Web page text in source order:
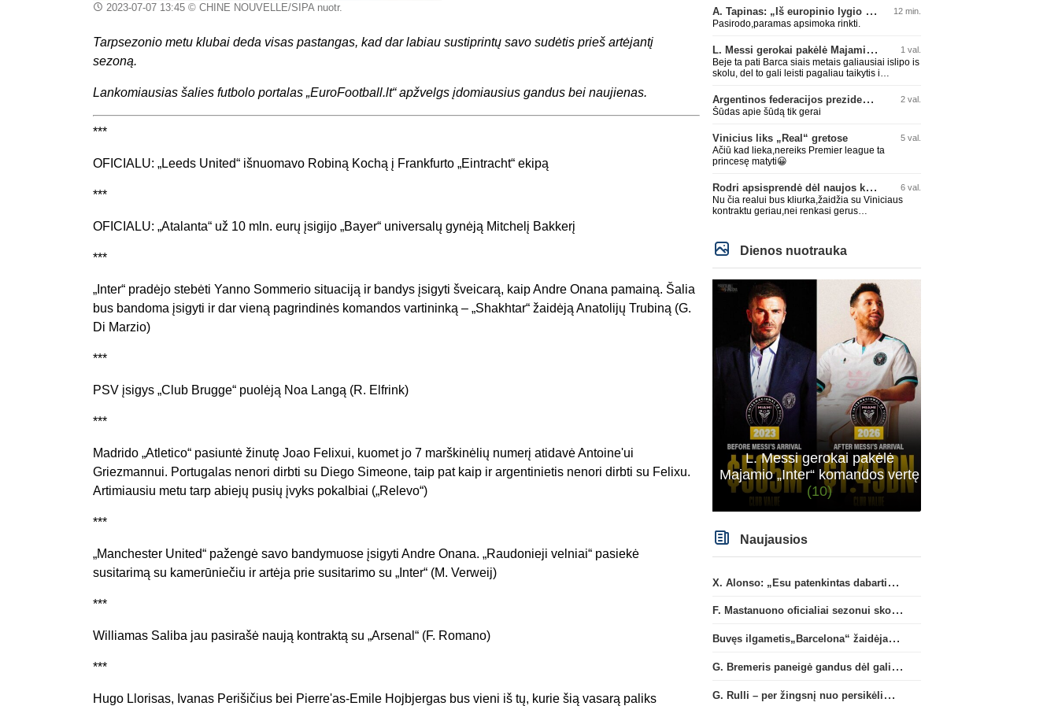
2023-07-07 13:45© CHINE NOUVELLE/SIPA nuotr.
Tarpsezonio metu klubai deda visas pastangas, kad dar labiau sustiprintų savo sudėtis prieš artėjantį
sezoną.
Lankomiausias šalies futbolo portalas „EuroFootball.lt“ apžvelgs įdomiausius gandus bei naujienas.
***
OFICIALU: „Leeds United“ išnuomavo Robiną Kochą į Frankfurto „Eintracht“ ekipą
***
OFICIALU: „Atalanta“ už 10 mln. eurų įsigijo „Bayer“ universalų gynėją Mitchelį Bakkerį
***
„Inter“ pradėjo stebėti Yanno Sommerio situaciją ir bandys įsigyti šveicarą, kaip Andre Onana pamainą. Šalia
bus bandoma įsigyti ir dar vieną pagrindinės komandos vartininką – „Shakhtar“ žaidėją Anatolijų Trubiną (G.
Di Marzio)
***
PSV įsigys „Club Brugge“ puolėją Noa Langą (R. Elfrink)
***
Madrido „Atletico“ pasiuntė žinutę Joao Felixui, kuomet jo 7 marškinėlių numerį atidavė Antoine'ui
Griezmannui. Portugalas nenori dirbti su Diego Simeone, taip pat kaip ir argentinietis nenori dirbti su Felixu.
Artimiausiu metu tarp abiejų pusių įvyks pokalbiai („Relevo“)
***
„Manchester United“ pažengė savo bandymuose įsigyti Andre Onana. „Raudonieji velniai“ pasiekė
susitarimą su kamerūniečiu ir artėja prie susitarimo su „Inter“ (M. Verweij)
***
Williamas Saliba jau pasirašė naują kontraktą su „Arsenal“ (F. Romano)
***
Hugo Llorisas, Ivanas Perišičius bei Pierre'as-Emile Hojbjergas bus vieni iš tų, kurie šią vasarą paliks
A. Tapinas: „Iš europinio lygio komandos gavom gerų pamokų“ 12 min.
Pasirodo,paramas apsimoka rinkti.
L. Messi gerokai pakėlė Majamio „Inter“ komandos vertę 1 val.
Beje ta pati Barca siais metais galiausiai islipo is
skolu, del to gali leisti pagaliau taikytis i
visa Julian Alvarez saga.
Argentinos federacijos prezidentas C. Tapia negailėjo pagyrų G. Infantino 2 val.
Šūdas apie šūdą tik gerai
Vinicius liks „Real“ gretose 5 val.
Ačiū kad lieka,nereiks Premier league ta
princesę matyti😀
Rodri apsisprendė dėl naujos komandos 6 val.
Nu čia realui bus kliurka,žaidžia su Viniciaus
kontraktu geriau,nei renkasi gerus
Dienos nuotrauka
L. Messi gerokai pakėlė
Majamio „Inter“ komandos vertę
(10)
Naujausios
X. Alonso: „Esu patenkintas dabartiniais „Chelsea“ ekipos vartininkais“
F. Mastanuono oficialiai sezonui skolinamas „Fiorentina“ ekipai
Buvęs ilgametis„Barcelona“ žaidėjas S. Roberto artėja link persikėlimo į MLS
G. Bremeris paneigė gandus dėl galimo išvykimo iš „Juventus“ klubo
G. Rulli – per žingsnį nuo persikėlimo į „Manchester City“ klubą